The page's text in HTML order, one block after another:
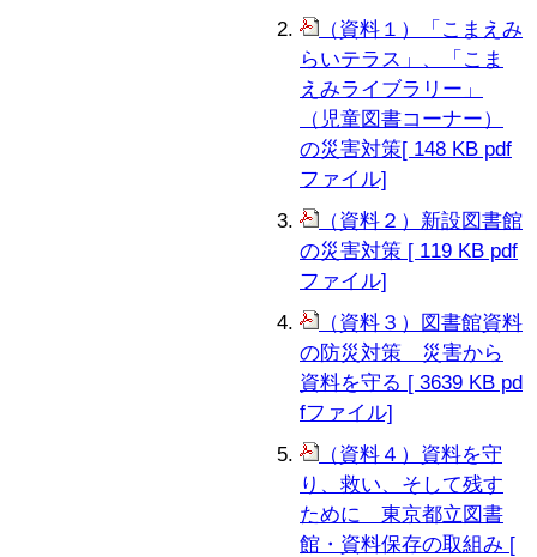
（資料１）「こまえみ
らいテラス」、「こま
えみライブラリー」
（児童図書コーナー）
の災害対策[ 148 KB pdf
ファイル]
（資料２）新設図書館
の災害対策 [ 119 KB pdf
ファイル]
（資料３）図書館資料
の防災対策 災害から
資料を守る [ 3639 KB pd
fファイル]
（資料４）資料を守
り、救い、そして残す
ために 東京都立図書
館・資料保存の取組み [